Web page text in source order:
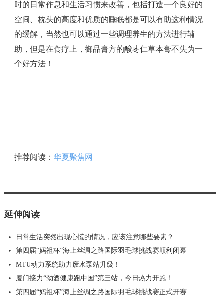
时的日常作息和生活习惯来改善，包括打造一个良好的
空间、枕头的高度和优质的睡眠都是可以有助这种情况
的缓解，当然也可以通过一些调理养生的方法进行辅
助，但是在食疗上，御品膏方的酸枣仁草本膏不失为一
个好方法！
推荐阅读： 华夏聚焦网
延伸阅读
日常生活突然出现心慌的情况，应该注意哪些要素？
第四届“妈祖杯”海上丝绸之路国际羽毛球挑战赛顺利闭幕
MTU动力系统助力废水泵站升级！
厦门接力“劲酒健康跑中国”第三站，今日热力开跑！
第四届“妈祖杯”海上丝绸之路国际羽毛球挑战赛正式开赛